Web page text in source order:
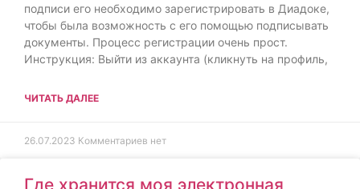
подписи его необходимо зарегистрировать в Диадоке,
чтобы была возможность с его помощью подписывать
документы. Процесс регистрации очень прост.
Инструкция: Выйти из аккаунта (кликнуть на профиль,
ЧИТАТЬ ДАЛЕЕ
26.07.2023 Комментариев нет
Где хранится моя электронная